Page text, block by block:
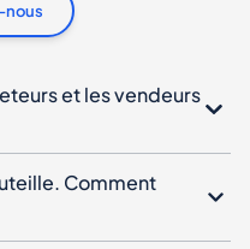
nous
et les vendeurs
Comment